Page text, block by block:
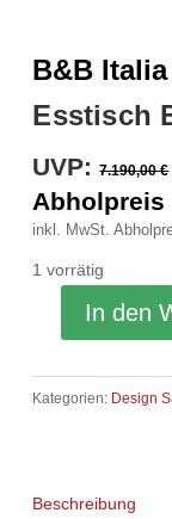
B&B Italia
Esstisch
UVP: 7.190,00€
Abholpreis
inkl. MwSt.
1 vorrätig
In den
Kategorien: Design
Beschreibung